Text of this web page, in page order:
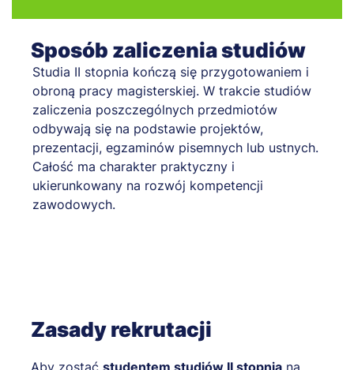
Sposób zaliczenia studiów
Studia II stopnia kończą się przygotowaniem i
obroną pracy magisterskiej. W trakcie studiów
zaliczenia poszczególnych przedmiotów
odbywają się na podstawie projektów,
prezentacji, egzaminów pisemnych lub ustnych.
Całość ma charakter praktyczny i
ukierunkowany na rozwój kompetencji
zawodowych.
Zasady rekrutacji